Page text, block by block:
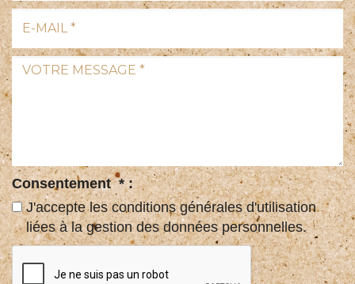
:
E-
mail
*
:
Votre
message
:
Consentement*:
J'accepte les conditions générales d'utilisation
liées à la gestion des données personnelles.